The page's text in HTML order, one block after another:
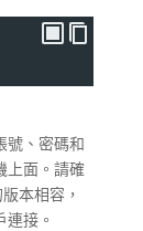
號、密碼和
上面。請確
本相容，
接。